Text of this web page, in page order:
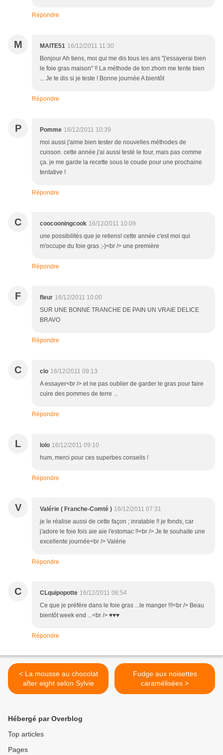
Répondre
M MAITE51 16/12/2011 11:30
Bonjour Ah tiens, moi qui me dis tous les ans "j'essayerai bien
le foie gras maison" !! La méthode de ton zhom me tente bien
... Je te dis si je teste ! Bonne journée A bientôt
Répondre
P Pomme 16/12/2011 10:39
moi aussi j'aime bien tester de nouvelles méthodes de
cuisson. cette année j'ai aussi testé le four, mais pas comme
ça. je me garde la recette sous le coude pour une prochaine
tentative !
Répondre
C coocooningcook 16/12/2011 10:09
une possibilités que je retiens! cette année c'est moi qui
m'occupe du foie gras ;-)<br /> une première
Répondre
F fleur 16/12/2011 10:00
SUR UNE BONNE TRANCHE DE PAIN UN VRAIE DELICE
BRAVO
Répondre
C clo 16/12/2011 09:13
A essayer<br /> et ne pas oublier de garder le gras pour faire
cuire des pommes de terre ...
Répondre
L lolo 16/12/2011 09:10
hum, merci pour ces superbes conseils !
Répondre
V Valérie ( Franche-Comté ) 16/12/2011 07:31
je le réalise aussi de cette façon ; inratable !! je fonds, car
j'adore le foie fois aie aie l'estomac !!<br /> Je te souhaite une
excellente journée<br /> Valérie
Répondre
C CLquipopotte 16/12/2011 06:54
Ce que je préfére dans le foie gras ...le manger !!!<br /> Beau
bientôt week end ...<br /> ♥♥♥
Répondre
< La mousse au chocolat
after eight selon Sylvie
Fudge aux noisettes
caramélisées >
Hébergé par Overblog
Top articles
Pages